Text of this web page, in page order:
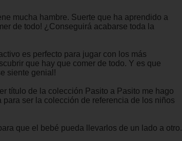
mucha hambre. Suerte que ha aprendido a
de todo! ¿Conseguirá acabarse toda la
es perfecto para jugar con los más
que hay que comer de todo. Y es que
siente genial!
título de la colección Pasito a Pasito me hago
para ser la colección de referencia de los niños
que el bebé pueda llevarlos de un lado a otro.